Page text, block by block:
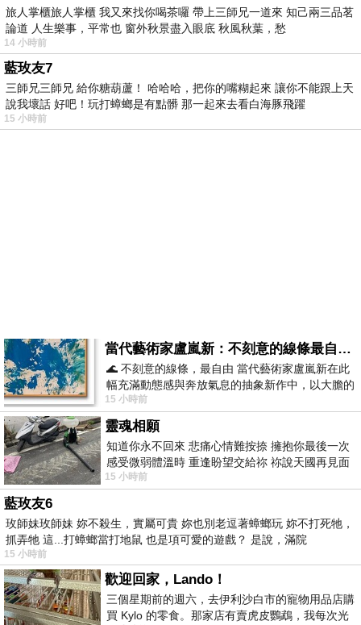
旅人掌櫃旅人掌櫃 我又來找你喝茶囉 帶上三師兄一道來 知己兩三品茗
論道 人生樂事，平常也 窗外秋景盡入眼底 秋風秋葉，愁
14 小時前
藍玫友7
三師兄三師兄 給你糖葫蘆！ 哈哈哈，把你的嘴糊起來 讓你不能跟上天
說我壞話 好吧！玩打蟑螂是有點髒 那一起來去看白海豚飛躍
15 小時前
當代藝術家盧嵐新：不刻意的線條最自由，讓色彩流動、筆觸自己說話
🌊 不刻意的線條，最自由 當代藝術家盧嵐新在此
幅充滿動態感與奔放氣息的抽象新作中，以大膽的
藍色顏料在白色畫布上揮灑、壓印與流淌
15 小時前
靈魂相願
知道你永不回來 悲痛心情難按捺 擁抱你最後一次
感受微弱體溫時 重逢盼望交給祢 祢說天國再見面
此刻忍淚說別離 他日靈魂再
15 小時前
藍玫友6
玫師妹玫師妹 妳不殺生，實屬可貴 妳也別老逗著蟑螂玩 妳不打死牠，
抓弄牠 這...打蟑螂當打地鼠 也是項可愛的遊戲？ 是說，滿院
15 小時前
歡迎回家，Lando！
三個星期前的週六，去伊利沙白市的寵物用品店購
買 Kylo 的零食。那家店有賣虎皮鸚鵡，我每次光